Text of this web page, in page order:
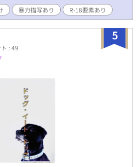
になってしまったが…… 想像していた
ただ鼬瓏に甘やかされながら何時も通
付きのお話は18指定になります。ご注
です。
暴力描写あり R-18要素あり
5
: 49